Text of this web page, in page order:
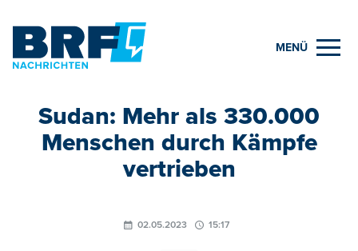
MENÜ
Sudan: Mehr als 330.000
Menschen durch Kämpfe
vertrieben
02.05.2023 15:17